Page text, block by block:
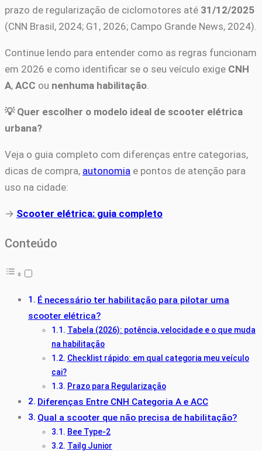
prazo de regularização de ciclomotores até 31/12/2025
(CNN Brasil, 2024; G1, 2026; Campo Grande News, 2024).
Continue lendo para entender como as regras funcionam
em 2026 e como identificar se o seu veículo exige CNH
A, ACC ou nenhuma habilitação
💡 Quer escolher o modelo ideal de scooter elétrica
urbana?
Veja o guia completo com diferenças entre categorias,
dicas de compra, autonomia e pontos de atenção para
uso na cidade:
→ Scooter elétrica: guia completo
Conteúdo
É necessário ter habilitação para pilotar uma
scooter elétrica?
Tabela (2026): potência, velocidade e o que muda
na habilitação
Checklist rápido: em qual categoria meu veículo
cai?
Prazo para Regularização
Diferenças Entre CNH Categoria A e ACC
Qual a scooter que não precisa de habilitação?
Bee Type-2
Tailg Junior